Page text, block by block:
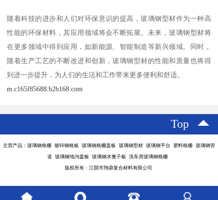
随着科技的进步和人们对环保意识的提高，玻璃钢型材作为一种高
性能的环保材料，其应用领域将会不断拓展。未来，玻璃钢型材将
在更多领域中得到应用，如新能源、智能制造等新兴领域。同时，
随着生产工艺的不断改进和创新，玻璃钢型材的性能和质量也将得
到进一步提升，为人们的生活和工作带来更多便利和舒适。
m.c165f85688.b2b168.com
Top
主营产品：玻璃钢格栅 镀锌钢格板 玻璃钢格栅盖板 玻璃钢型材 玻璃钢平台 塑料格栅 玻璃钢管
道 玻璃钢地沟盖板 玻璃钢水篦子板 洗车房玻璃钢格栅
版权所有：江阴市翔鼎复合材料有限公司